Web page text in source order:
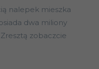
nalepek mieszka
dwa miliony
zobaczcie